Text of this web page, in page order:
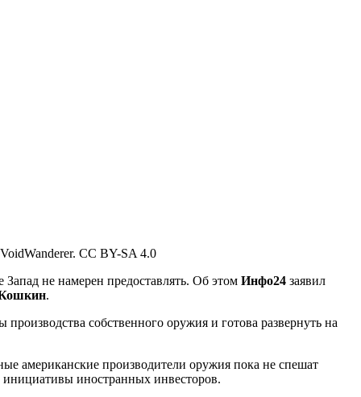
CC BY-SA 4.0
не намерен предоставлять. Об этом Инфо24 заявил
.
собственного оружия и готова развернуть на
американские производители оружия пока не спешат
инициативы иностранных инвесторов.